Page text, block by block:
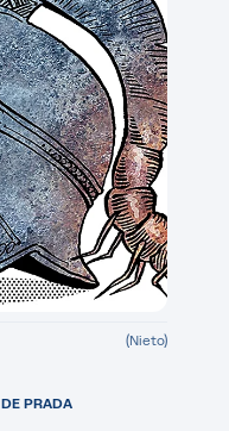
(Nieto)
PRADA